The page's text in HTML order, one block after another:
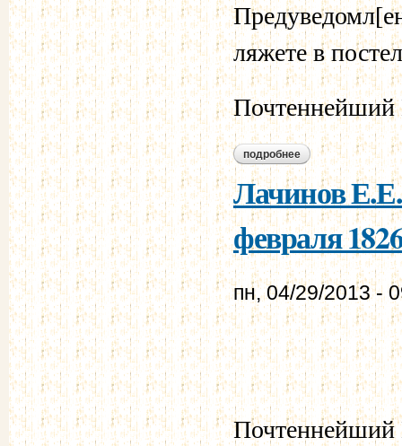
ляжете в
Почтеннейший
подробнее о лачинов е.е. -
Лачинов
февраля
пн, 04/29/2013 -
Почтеннейший